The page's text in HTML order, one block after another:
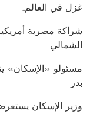
غزل في العالم..
شراكة مصرية
الشمالي
مسئولو «الإسكان»
بدر
وزير الإسكان